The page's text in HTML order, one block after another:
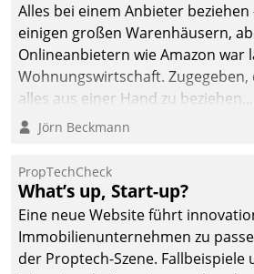
Alles bei einem Anbieter beziehen
einigen großen Warenhäusern,
Onlineanbietern wie Amazon war
Wohnungswirtschaft.
alles aus einer Hand zu beziehen...
Jörn Beckmann
PropTechCheck
What’s up, Start-up?
Eine neue Website führt
Immobilienunternehmen zu
der Proptech-Szene. Fallbeispiele